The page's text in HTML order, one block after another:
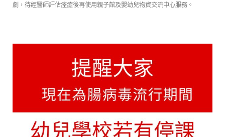
劇，待經醫師評估痊癒後再使用親子館及嬰幼兒物資交流中心服務。